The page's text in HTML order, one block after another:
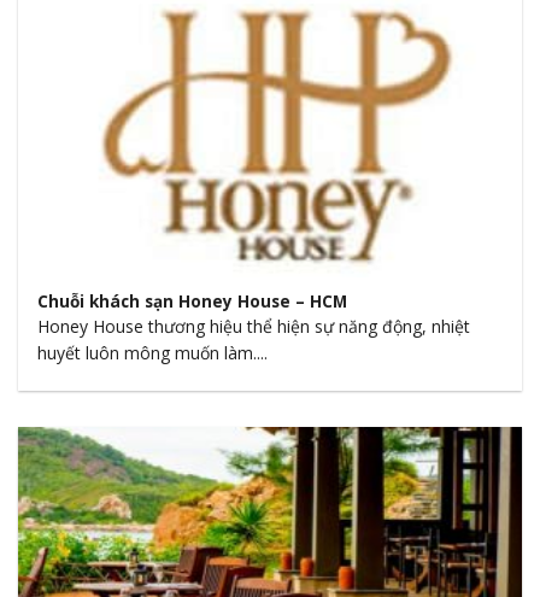
Chuỗi khách sạn Honey House – HCM
Honey House thương hiệu thể hiện sự năng động, nhiệt
huyết luôn mông muốn làm....